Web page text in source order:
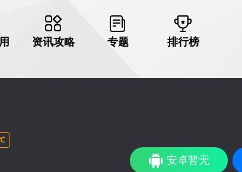
资讯攻略 专题 排行榜
安卓暂无